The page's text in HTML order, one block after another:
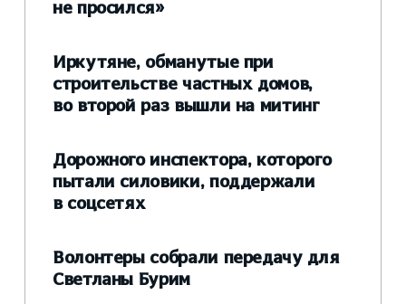
не просился»
Иркутяне, обманутые при
строительстве частных домов,
во второй раз вышли на митинг
Дорожного инспектора, которого
пытали силовики, поддержали
в соцсетях
Волонтеры собрали передачу для
Светланы Бурим